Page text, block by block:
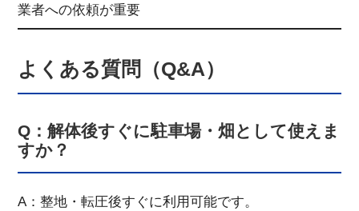
業者への依頼が重要
よくある質問（Q&A）
Q：解体後すぐに駐車場・畑として使えま
すか？
A：整地・転圧後すぐに利用可能です。